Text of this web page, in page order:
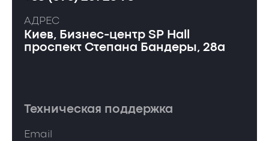
АДРЕС
Киев, Бизнес-центр SP Hall
проспект Степана Бандеры, 28а
Техническая поддержка
Email